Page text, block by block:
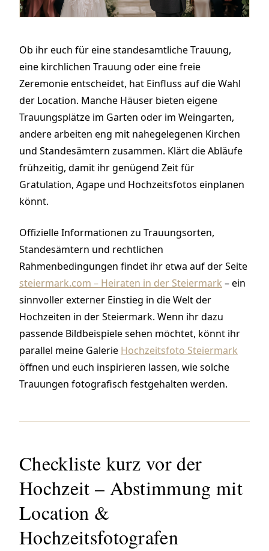
Ob ihr euch für eine standesamtliche Trauung,
eine kirchlichen Trauung oder eine freie
Zeremonie entscheidet, hat Einfluss auf die Wahl
der Location. Manche Häuser bieten eigene
Trauungsplätze im Garten oder im Weingarten,
andere arbeiten eng mit nahegelegenen Kirchen
und Standesämtern zusammen. Klärt die Abläufe
frühzeitig, damit ihr genügend Zeit für
Gratulation, Agape und Hochzeitsfotos einplanen
könnt.
Offizielle Informationen zu Trauungsorten,
Standesämtern und rechtlichen
Rahmenbedingungen findet ihr etwa auf der Seite
steiermark.com – Heiraten in der Steiermark – ein
sinnvoller externer Einstieg in die Welt der
Hochzeiten in der Steiermark. Wenn ihr dazu
passende Bildbeispiele sehen möchtet, könnt ihr
parallel meine Galerie Hochzeitsfoto Steiermark
öffnen und euch inspirieren lassen, wie solche
Trauungen fotografisch festgehalten werden.
Checkliste kurz vor der
Hochzeit – Abstimmung mit
Location &
Hochzeitsfotografen